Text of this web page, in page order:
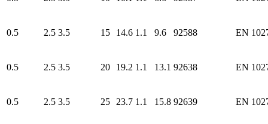
0.5 2.5 3.5 15 14.6 1.1 9.6 92588 EN
0.5 2.5 3.5 20 19.2 1.1 13.1 92638 EN
0.5 2.5 3.5 25 23.7 1.1 15.8 92639 EN